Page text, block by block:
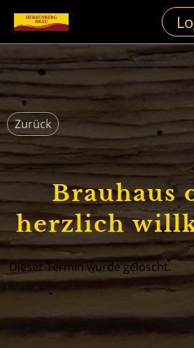
Zurück
Brauhaus
herzlich
Dieser Termin wurde gelöscht.